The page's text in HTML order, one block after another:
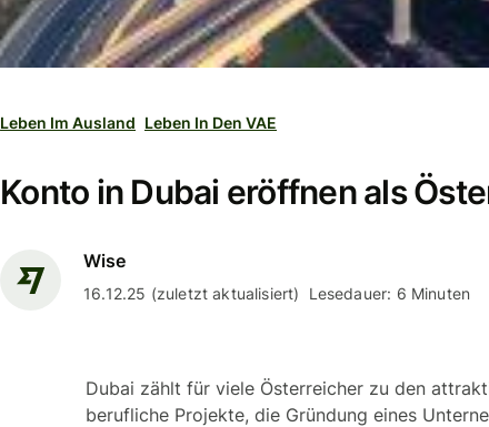
Leben Im Ausland Leben In Den VAE
Konto in Dubai eröffnen als
Wise
16.12.25 (zuletzt aktualisiert) Lesedauer: 6 Minuten
Dubai zählt für viele Österreicher zu den
berufliche Projekte, die Gründung eines